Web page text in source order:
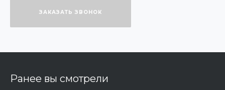
ЗАКАЗАТЬ ЗВОНОК
Ранее вы смотрели